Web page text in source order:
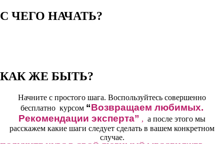
С ЧЕГО НАЧАТЬ?
КАК ЖЕ БЫТЬ?
Начните с простого шага. ​Воспользуйтесь совершенно
бесплатно курсом “Возвращаем любимых.
Рекомендации эксперта” , а после этого мы
расскажем какие шаги следует сделать в вашем конкретном
случае.